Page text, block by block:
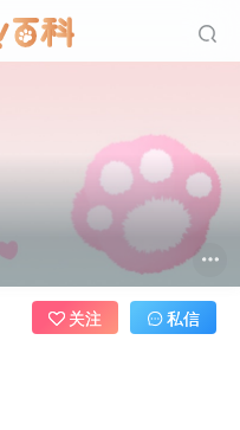
关注 私信